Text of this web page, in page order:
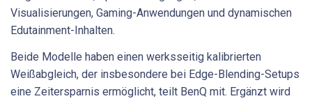
Visualisierungen, Gaming-Anwendungen und dynamischen
Edutainment-Inhalten.
Beide Modelle haben einen werksseitig kalibrierten
Weißabgleich, der insbesondere bei Edge-Blending-Setups
eine Zeitersparnis ermöglicht, teilt BenQ mit. Ergänzt wird